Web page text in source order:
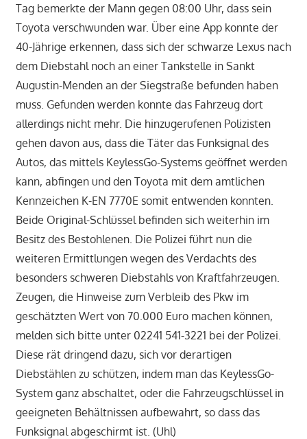
Tag bemerkte der Mann gegen 08:00 Uhr, dass sein
Toyota verschwunden war. Über eine App konnte der
40-Jährige erkennen, dass sich der schwarze Lexus nach
dem Diebstahl noch an einer Tankstelle in Sankt
Augustin-Menden an der Siegstraße befunden haben
muss. Gefunden werden konnte das Fahrzeug dort
allerdings nicht mehr. Die hinzugerufenen Polizisten
gehen davon aus, dass die Täter das Funksignal des
Autos, das mittels KeylessGo-Systems geöffnet werden
kann, abfingen und den Toyota mit dem amtlichen
Kennzeichen K-EN 7770E somit entwenden konnten.
Beide Original-Schlüssel befinden sich weiterhin im
Besitz des Bestohlenen. Die Polizei führt nun die
weiteren Ermittlungen wegen des Verdachts des
besonders schweren Diebstahls von Kraftfahrzeugen.
Zeugen, die Hinweise zum Verbleib des Pkw im
geschätzten Wert von 70.000 Euro machen können,
melden sich bitte unter 02241 541-3221 bei der Polizei.
Diese rät dringend dazu, sich vor derartigen
Diebstählen zu schützen, indem man das KeylessGo-
System ganz abschaltet, oder die Fahrzeugschlüssel in
geeigneten Behältnissen aufbewahrt, so dass das
Funksignal abgeschirmt ist. (Uhl)